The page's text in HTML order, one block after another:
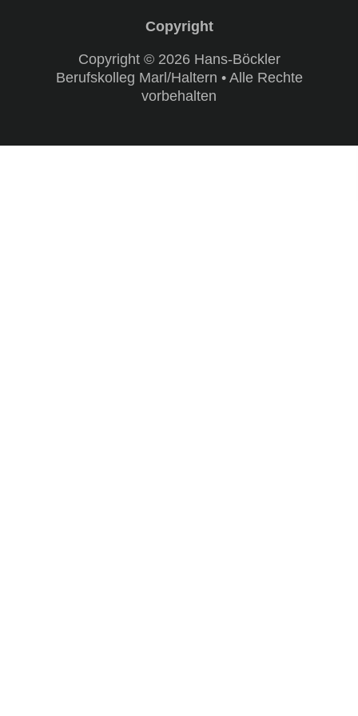
Copyright © 2026 Hans-Böckler
Berufskolleg Marl/Haltern • Alle Rechte
vorbehalten